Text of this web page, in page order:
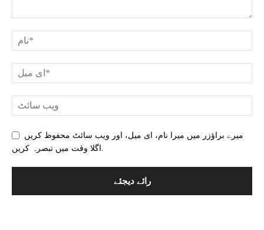
میرے براؤزر میں میرا نام، ای میل، اور ویب سائٹ محفوظ کریں